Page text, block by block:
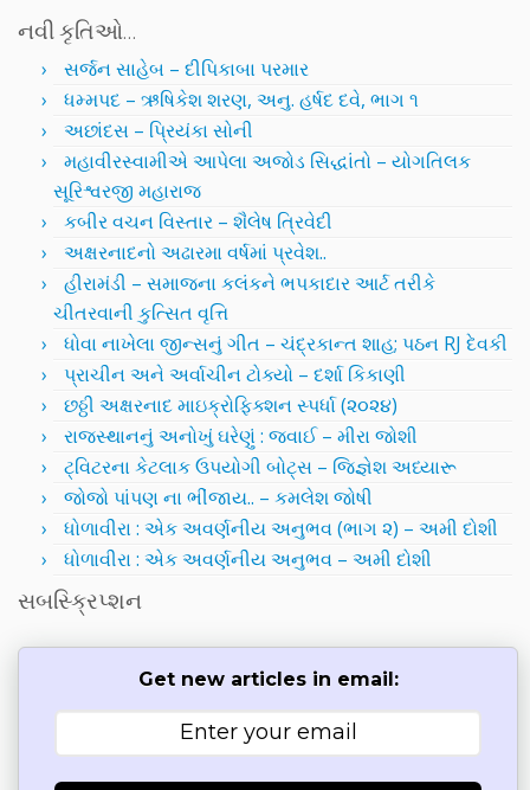
નવી કૃતિઓ…
સર્જન સાહેબ – દીપિકાબા પરમાર
ધમ્મપદ – ઋષિકેશ શરણ, અનુ. હર્ષદ દવે, ભાગ ૧
અછાંદસ – પ્રિયંકા સોની
મહાવીરસ્વામીએ આપેલા અજોડ સિદ્ધાંતો – યોગતિલક
સૂરિશ્વરજી મહારાજ
કબીર વચન વિસ્તાર – શૈલેષ ત્રિવેદી
અક્ષરનાદનો અઢારમા વર્ષમાં પ્રવેશ..
હીરામંડી – સમાજના કલંકને ભપકાદાર આર્ટ તરીકે
ચીતરવાની કુત્સિત વૃત્તિ
ધોવા નાખેલા જીન્સનું ગીત – ચંદ્રકાન્ત શાહ; પઠન RJ દેવકી
પ્રાચીન અને અર્વાચીન ટોક્યો – દર્શા કિકાણી
છઠ્ઠી અક્ષરનાદ માઇક્રોફિક્શન સ્પર્ધા (૨૦૨૪)
રાજસ્થાનનું અનોખું ઘરેણું : જવાઈ – મીરા જોશી
ટ્વિટરના કેટલાક ઉપયોગી બોટ્સ – જિજ્ઞેશ અધ્યારૂ
જોજો પાંપણ ના ભીંજાય.. – કમલેશ જોષી
ધોળાવીરા : એક અવર્ણનીય અનુભવ (ભાગ ૨) – અમી દોશી
ધોળાવીરા : એક અવર્ણનીય અનુભવ – અમી દોશી
સબસ્ક્રિપ્શન
Get new articles in email: